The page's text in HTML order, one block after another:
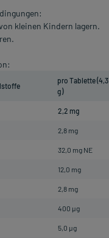
kleinen Kindern lagern.
pro Tablette (4,3
g)
2,2 mg
2,8 mg
32,0 mg NE
12,0 mg
2,8 mg
400 µg
5,0 µg